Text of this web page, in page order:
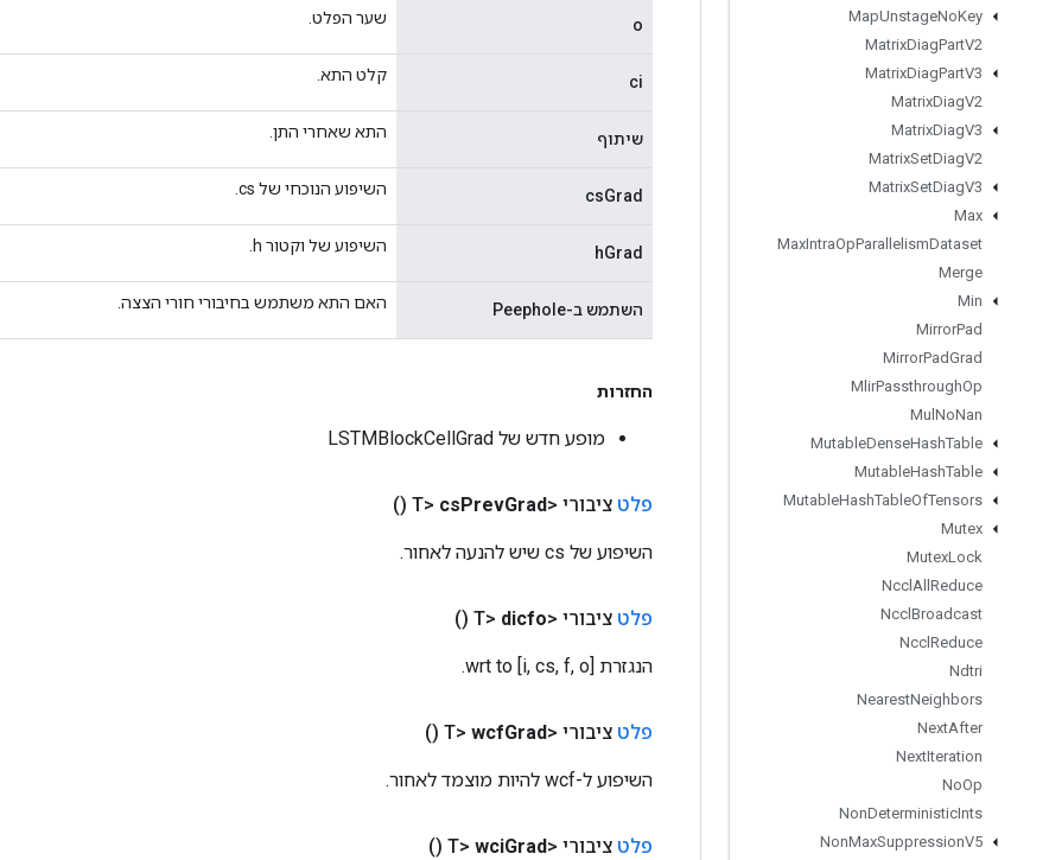
MapUnstageNoKey
MatrixDiagPartV2
MatrixDiagPartV3
MatrixDiagV2
MatrixDiagV3
MatrixSetDiagV2
MatrixSetDiagV3
Max
MaxIntraOpParallelismDataset
Merge
Min
MirrorPad
MirrorPadGrad
MlirPassthroughOp
Mul NoNan
MutableDenseHashTable
MutableHashTable
MutableHashTableOfTensors
Mutex
MutexLock
Nccl All Reduce
Nccl Broadcast
Nccl Reduce
Ndtri
NearestNeighbors
NextAfter
NextIteration
NoOp
NonDeterministicInts
NonMaxSuppressionV5
o שער הפלט.
ci קלט התא.
שיתוף התא שאחרי התן.
csGrad השיפוע הנוכחי של cs.
hGrad השיפוע של וקטור h.
השתמש ב-Peephole האם התא משתמש בחיבורי חורי הצצה.
החזרות
מופע חדש של LSTMBlockCellGrad
פלט ציבורי <T> csPrevGrad
()
השיפוע של cs שיש להנעה לאחור.
פלט ציבורי <T>dicfo
()
הנגזרת wrt to [i, cs, f, o].
פלט ציבורי <T> wcfGrad
()
השיפוע ל-wcf להיות מוצמד לאחור.
פלט ציבורי <T> wciGrad
()